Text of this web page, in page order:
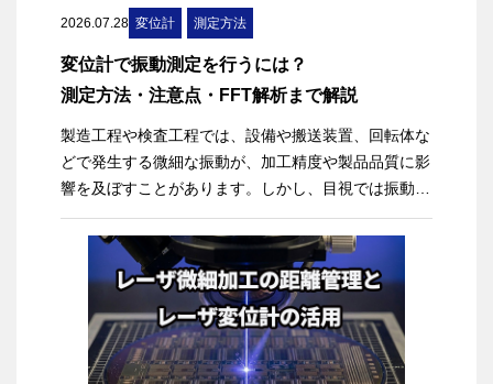
2026.07.28 変位計 測定方法
変位計で振動測定を行うには？
測定方法・注意点・FFT解析まで解説
製造工程や検査工程では、設備や搬送装置、回転体な
どで発生する微細な振動が、加工精度や製品品質に影
響を及ぼすことがあります。しかし、目視では振動の
大きさや変化を定量的に把握することは難しく、作業
者の経験や感覚に依存した評価になりがちです。
そこで活用されるのが、レーザ変位計による非接触測
定です。対象物の変位を高速かつ高精度に連続測定す
ることで、振動の大きさや周波数を数値として把握で
きます。
本記事では、レーザ変位計を用いて振動を測定する方